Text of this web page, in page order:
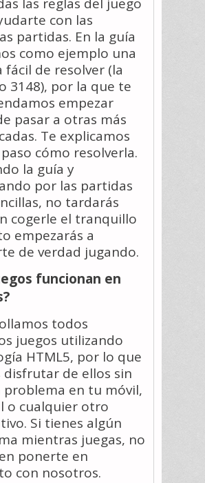
las reglas del juego
con las
partidas. En la guía
como ejemplo una
fácil de resolver (la
3148), por la que te
empezar
pasar a otras más
Te explicamos
cómo resolverla.
la guía y
por las partidas
no tardarás
cogerle el tranquillo
empezarás a
de verdad jugando.
funcionan en
todos
juegos utilizando
HTML5, por lo que
disfrutar de ellos sin
problema en tu móvil,
o cualquier otro
Si tienes algún
mientras juegas, no
ponerte en
con nosotros.